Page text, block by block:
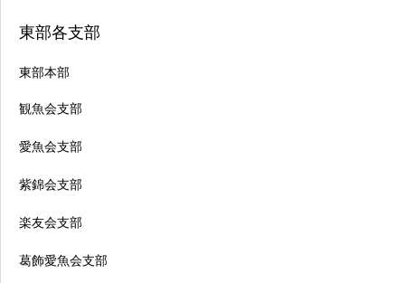
東部各支部
東部本部
観魚会支部
愛魚会支部
紫錦会支部
楽友会支部
葛飾愛魚会支部